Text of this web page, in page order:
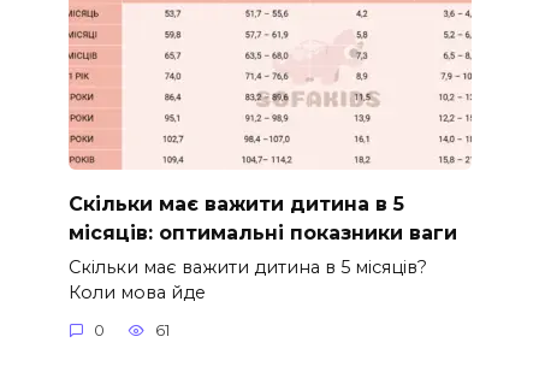
Скільки має важити дитина в 5
місяців: оптимальні показники ваги
Скільки має важити дитина в 5 місяців?
Коли мова йде
0 61